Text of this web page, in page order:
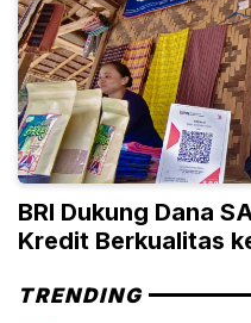
BRI Dukung Dana
Kredit Berkualitas
TRENDING